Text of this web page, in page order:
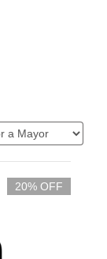
20% OFF